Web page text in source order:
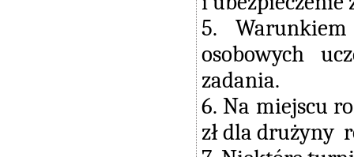
5.
osobowych
zadania.
6. Na miejscu
zł dla drużyny